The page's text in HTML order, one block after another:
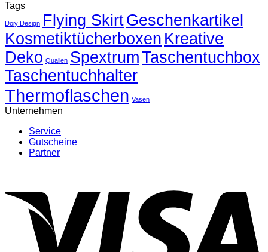
Blogartikel
4
Tags
Doiy Design Flying SkirtGeschenkartikel
Kosmetiktücherboxen Kreative
Deko Quallen SpextrumTaschentuchbox
Taschentuchhalter
Thermoflaschen Vasen
Unternehmen
Service
Gutscheine
Partner